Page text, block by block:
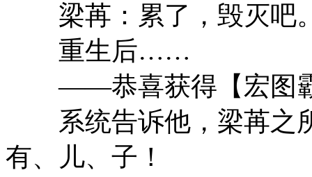
梁苒：累了，毁灭吧
重生后……
——恭喜获得【宏图霸
系统告诉他，梁苒之
有、儿、子！